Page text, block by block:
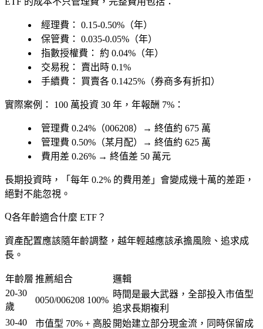
經理費： 0.15-0.50%（年）
保管費： 0.035-0.05%（年）
指數授權費： 約 0.04%（年）
交易稅：
賣出時 0.1%
手續費：
買賣各 0.1425%（券商多有折扣）
實際案例： 100 萬投資 30 年，年報酬 7%：
管理費 0.24%（006208）→ 終值約 675 萬
管理費 0.50%（某月配）→ 終值約 625 萬
費用差 0.26% → 終值差 50 萬元
長期投資時，「每年 0.2% 的費用差」會變成幾十萬的差距，
絕對不能忽視。
各年齡適合什麼 ETF？
資產配置應該隨年齡調整，越年輕越應該承擔風險、追求成
長。
年齡層 推薦組合
邏輯
20-30
歲
0050/006208 100%
時間是最大武器，全部投入市值型
追求長期複利
30-40
市值型 70% + 高股 開始建立部分現金流，同時保留成